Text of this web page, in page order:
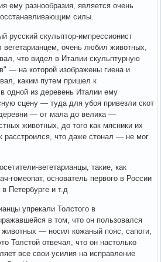
ему разнообразия, является очень
силы.
русский скульптор-импрессионист
очень любил животных,
что видел в Италии скульптурную
— на котоpой изображены гиена и
каким путем пришел к
одной из деревень Италии ему
сцену — туда для убоя привезли скот
— от мала до велика —
животных, до того как мясники их
расстроился, что даже стонал — не мог
вегетарианцы, такие, как
гомеопат, основатель первого в России
Петербурге и т.д
упрекали Толстого в
в том, что он пользовался
— носил кожаный пояс, сапоги,
Толстой отвечал, что он настолько
все свои усилия на исправление